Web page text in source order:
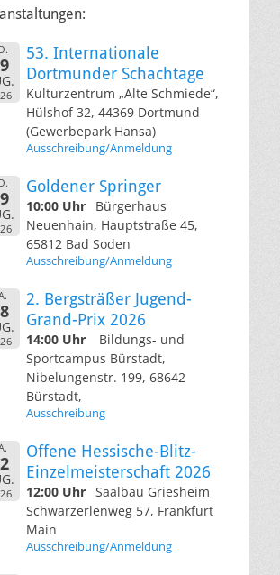
53. Internationale
Dortmunder Schachtage
Kulturzentrum „Alte Schmiede“,
Hülshof 32, 44369 Dortmund
(Gewerbepark Hansa)
Ausschreibung/Anmeldung
Goldener Springer
10:00 Uhr
Bürgerhaus
Neuenhain, Hauptstraße 45,
65812 Bad Soden
Ausschreibung/Anmeldung
2. Bergsträßer Jugend-
Grand-Prix 2026
14:00 Uhr
Bildungs- und
Sportcampus Bürstadt,
Nibelungenstr. 199, 68642
Bürstadt,
Ausschreibung
Offene Hessische-Blitz-
Einzelmeisterschaft 2026
12:00 Uhr Saalbau Griesheim
Schwarzerlenweg 57, Frankfurt
Main
Ausschreibung/Anmeldung